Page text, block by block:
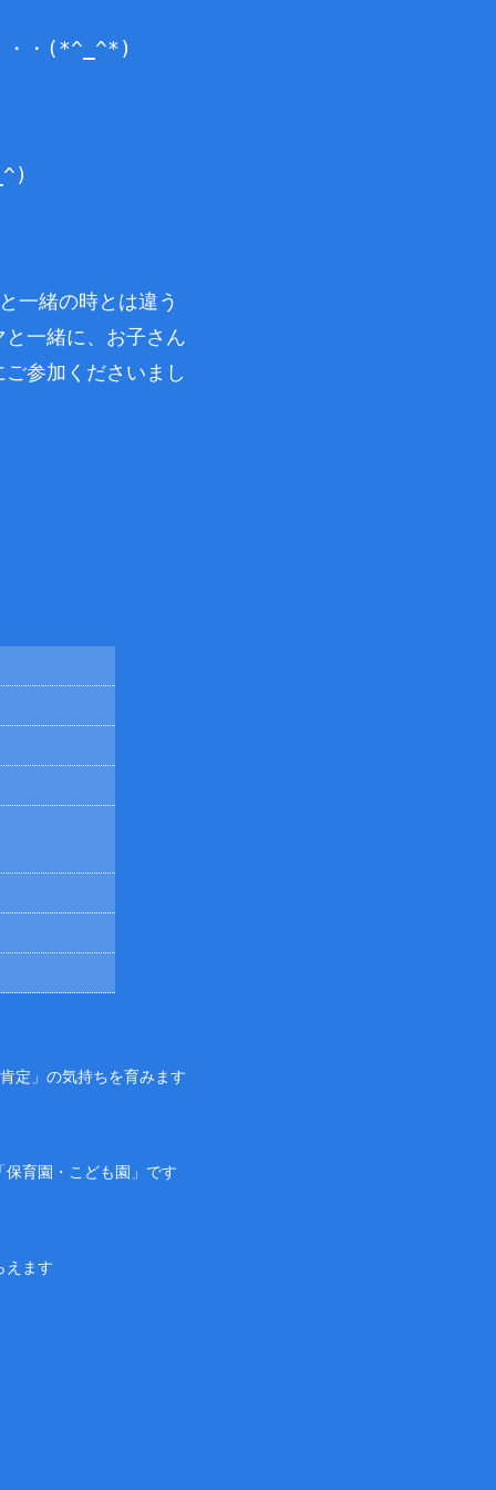
・・(*^_^*)
一緒の時とは違う
一緒に、お子さん
参加くださいまし
定」の気持ちを育みます
育園・こども園」です
えます